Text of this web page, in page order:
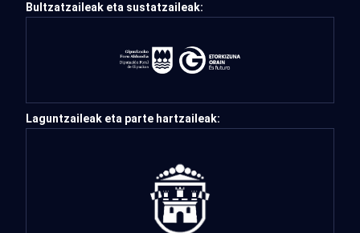
Bultzatzaileak eta sustatzaileak:
Laguntzaileak eta parte hartzaileak: